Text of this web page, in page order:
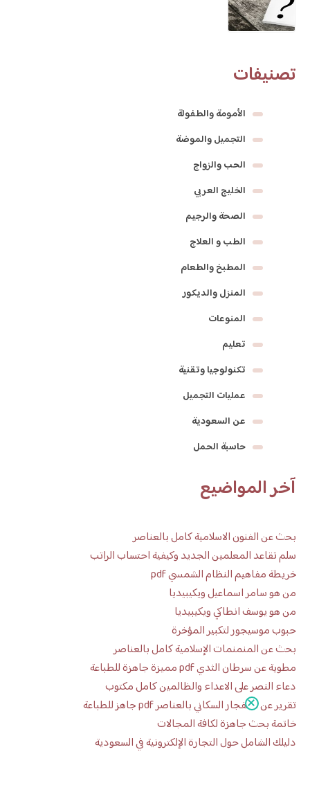
تصنيفات
الأمومة والطفولة
التجميل والموضة
الحب والزواج
الخليج العربي
الصحة والرجيم
الطب و العلاج
المطبخ والطعام
المنزل والديكور
المنوعات
تعليم
تكنولوجيا وتقنية
عمليات التجميل
عن السعودية
حاسبة الحمل
آخر المواضيع
بحث عن الفنون الاسلامية كامل بالعناصر
سلم تقاعد المعلمين الجديد وكيفية احتساب الراتب
خريطة مفاهيم النظام الشمسي pdf
من هو سامر اسماعيل ويكيبيديا
من هو يوسف انطاكي ويكيبيديا
حبوب موسيجور لتكبير المؤخرة
بحث عن المنمنمات الإسلامية كامل بالعناصر
مطوية عن سرطان الثدي pdf مميزة جاهزة للطباعة
دعاء النصر على الاعداء والظالمين كامل مكتوب
تقرير عن الانفجار السكاني بالعناصر pdf جاهز للطباعة
خاتمة بحث جاهزة لكافة المجالات
دليلك الشامل حول التجارة الإلكترونية في السعودية